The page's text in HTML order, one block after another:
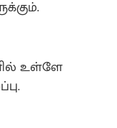
உள்ளே